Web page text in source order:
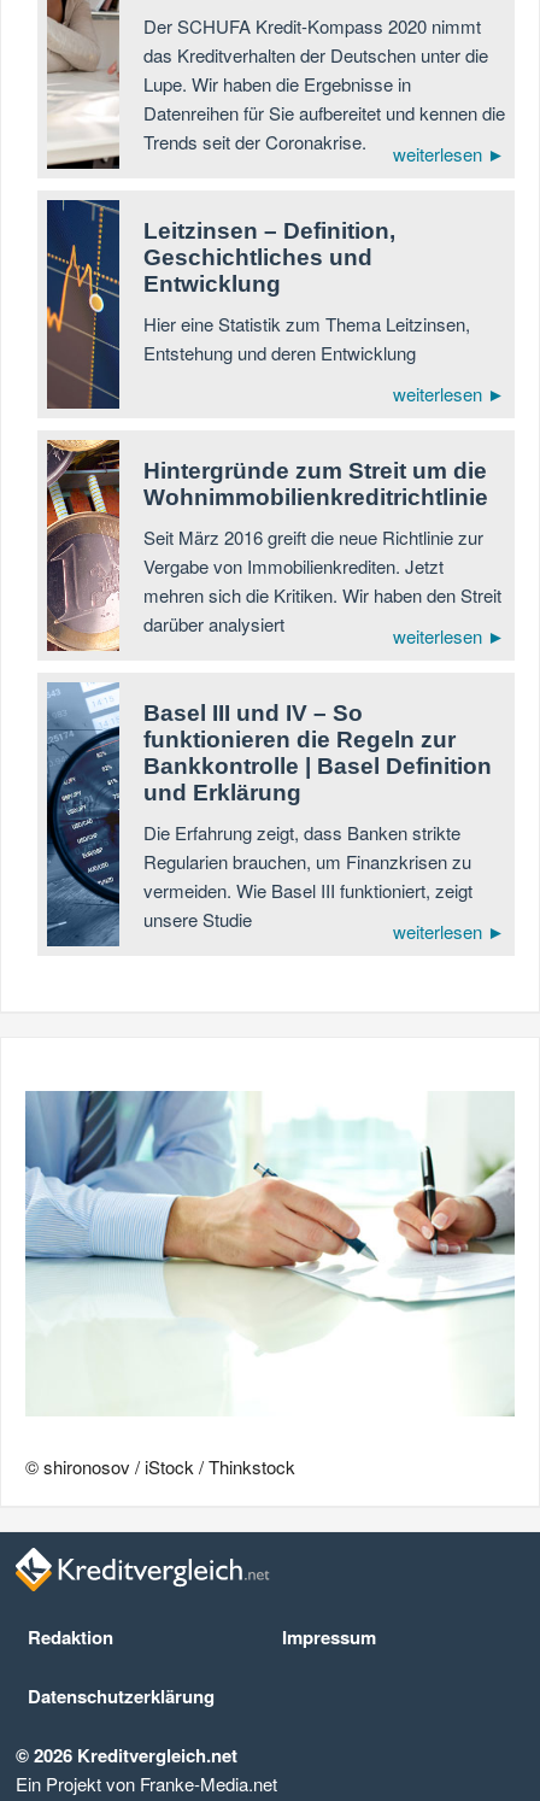
Der SCHUFA Kredit-Kompass 2020 nimmt
das Kreditverhalten der Deutschen unter die
Lupe. Wir haben die Ergebnisse in
Datenreihen für Sie aufbereitet und kennen die
Trends seit der Coronakrise.
weiterlesen ►
Leitzinsen – Definition,
Geschichtliches und
Entwicklung
Hier eine Statistik zum Thema Leitzinsen,
Entstehung und deren Entwicklung
weiterlesen ►
Hintergründe zum Streit um die
Wohnimmobilienkreditrichtlinie
Seit März 2016 greift die neue Richtlinie zur
Vergabe von Immobilienkrediten. Jetzt
mehren sich die Kritiken. Wir haben den Streit
darüber analysiert
weiterlesen ►
Basel III und IV – So
funktionieren die Regeln zur
Bankkontrolle | Basel Definition
und Erklärung
Die Erfahrung zeigt, dass Banken strikte
Regularien brauchen, um Finanzkrisen zu
vermeiden. Wie Basel III funktioniert, zeigt
unsere Studie
weiterlesen ►
© shironosov / iStock / Thinkstock
Redaktion Impressum
Datenschutz­erklärung
© 2026 Kreditvergleich.net
Ein Projekt von Franke-Media.net